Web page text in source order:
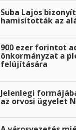
Suba Lajos
hamisították az
900 ezer forintot
önkormányzat a
felújítására
Jelenlegi
az orvosi ügyelet